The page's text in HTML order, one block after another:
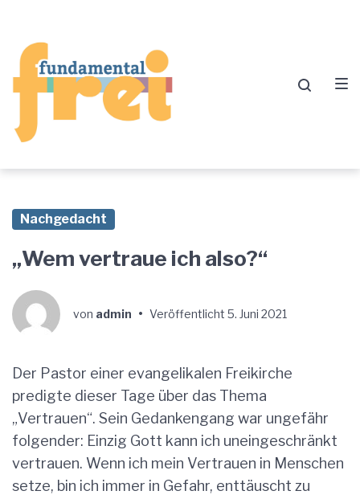
springen
springen
springen
Nachgedacht
„Wem vertraue ich also?“
von admin • Veröffentlicht 5. Juni 2021
Der Pastor einer evangelikalen Freikirche
predigte dieser Tage über das Thema
„Vertrauen“. Sein Gedankengang war ungefähr
folgender: Einzig Gott kann ich uneingeschränkt
vertrauen. Wenn ich mein Vertrauen in Menschen
setze, bin ich immer in Gefahr, enttäuscht zu